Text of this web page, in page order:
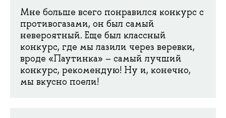
Мне больше всего понравился конкурс с
противогазами, он был самый
невероятный. Еще был классный
конкурс, где мы лазили через веревки,
вроде «Паутинка» – самый лучший
конкурс, рекомендую! Ну и, конечно,
мы вкусно поели!